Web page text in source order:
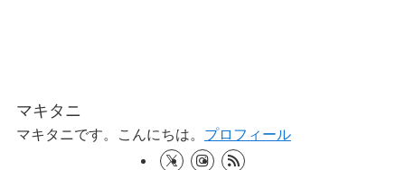
マキタニ
マキタニです。こんにちは。 プロフィール